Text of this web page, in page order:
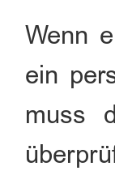
Wenn
ein
muss